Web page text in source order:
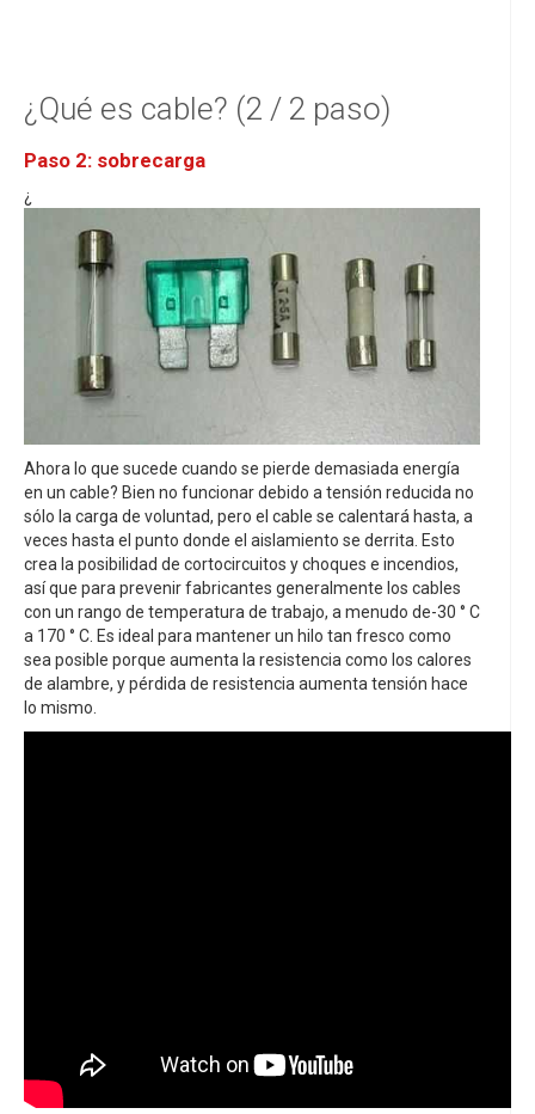
¿Qué es cable? (2 / 2 paso)
Paso 2: sobrecarga
¿
Ahora lo que sucede cuando se pierde demasiada energía
en un cable? Bien no funcionar debido a tensión reducida no
sólo la carga de voluntad, pero el cable se calentará hasta, a
veces hasta el punto donde el aislamiento se derrita. Esto
crea la posibilidad de cortocircuitos y choques e incendios,
así que para prevenir fabricantes generalmente los cables
con un rango de temperatura de trabajo, a menudo de-30 ° C
a 170 ° C. Es ideal para mantener un hilo tan fresco como
sea posible porque aumenta la resistencia como los calores
de alambre, y pérdida de resistencia aumenta tensión hace
lo mismo.